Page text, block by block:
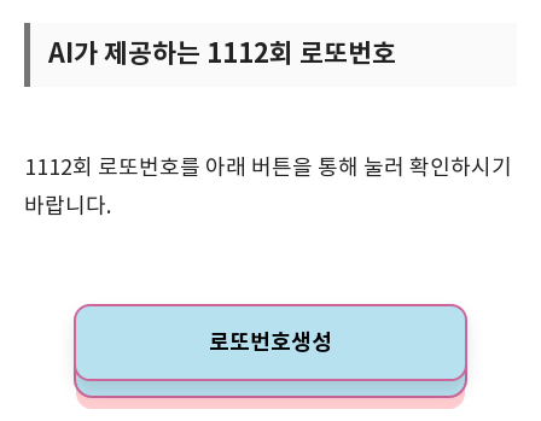
AI가 제공하는 1112회 로또번호
1112회 로또번호를 아래 버튼을 통해 눌러 확인하시기
바랍니다.
로또번호생성